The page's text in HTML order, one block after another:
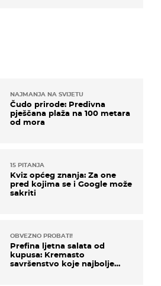
NAJMANJA NA SVIJETU
Čudo prirode: Predivna
pješčana plaža na 100 metara
od mora
15 PITANJA
Kviz općeg znanja: Za one
pred kojima se i Google može
sakriti
OBVEZNO PROBATI!
Prefina ljetna salata od
kupusa: Kremasto
savršenstvo koje najbolje